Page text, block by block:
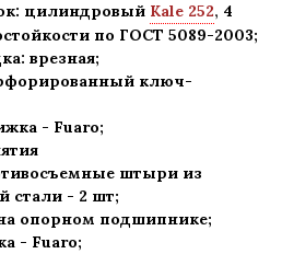
цилиндровый Kale 252, 4
по ГОСТ 5089-2003;
врезная;
ключ-
- Fuaro;
штыри из
стали - 2 шт;
опорном подшипнике;
- Fuaro;